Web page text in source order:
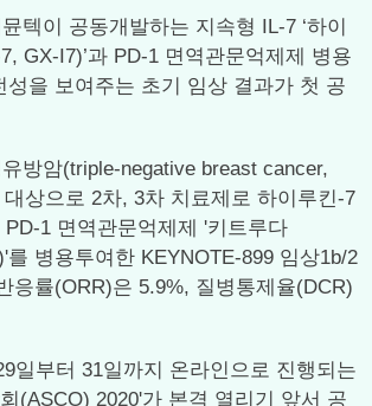
텍이 공동개발하는 지속형 IL-7 ‘하이
GX-I7)’과 PD-1 면역관문억제제 병용
성을 보여주는 초기 임상 결과가 첫 공
방암(triple-negative breast cancer,
상으로 2차, 3차 치료제로 하이루킨-7
1 면역관문억제제 '키트루다
를 병용투여한 KEYNOTE-899 임상1b/2
응률(ORR)은 5.9%, 질병통제율(DCR)
일부터 31일까지 온라인으로 진행되는
(ASCO) 2020'가 본격 열리기 앞서 공